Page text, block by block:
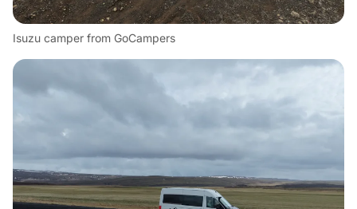
Isuzu camper from GoCampers